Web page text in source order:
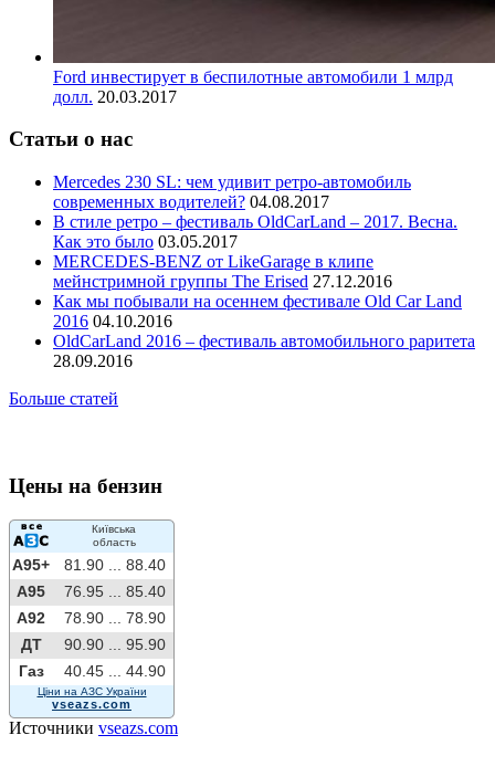
Ford инвестирует в беспилотные автомобили 1 млрд
долл. 20.03.2017
Статьи о нас
Mercedes 230 SL: чем удивит ретро-автомобиль
современных водителей? 04.08.2017
В стиле ретро – фестиваль OldCarLand – 2017. Весна.
Как это было 03.05.2017
MERCEDES-BENZ от LikeGarage в клипе
мейнстримной группы The Erised 27.12.2016
Как мы побывали на осеннем фестивале Old Car Land
2016 04.10.2016
OldCarLand 2016 – фестиваль автомобильного раритета
28.09.2016
Больше статей
Цены на бензин
Київська
область
A95+ 81.90 ...
88.40
A95
76.95 ...
85.40
A92
78.90 ...
78.90
ДТ
90.90 ...
95.90
Газ
40.45 ... 44.90
Ціни на АЗС України
vseazs.com
Источники vseazs.com